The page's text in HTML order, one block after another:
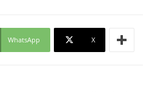
WhatsApp X